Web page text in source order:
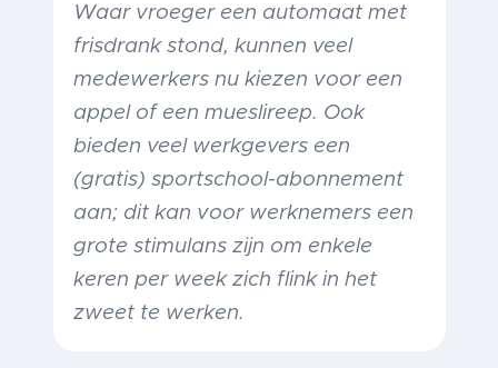
Waar vroeger een automaat met
frisdrank stond, kunnen veel
medewerkers nu kiezen voor een
appel of een mueslireep. Ook
bieden veel werkgevers een
(gratis) sportschool-abonnement
aan; dit kan voor werknemers een
grote stimulans zijn om enkele
keren per week zich flink in het
zweet te werken.